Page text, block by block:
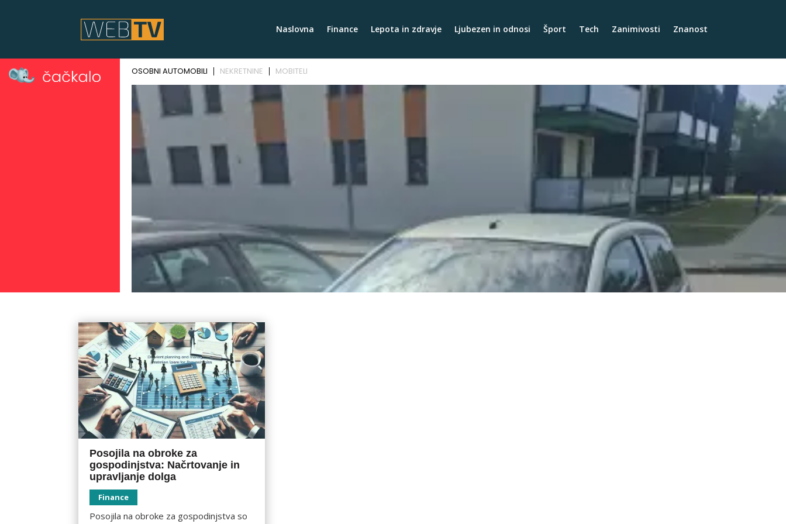
Naslovna Finance Lepota in zdravje Ljubezen in odnosi Šport Tech Zanimivosti Znanost
Posojila na obroke za
gospodinjstva: Načrtovanje in
upravljanje dolga
Finance
Posojila na obroke za gospodinjstva so